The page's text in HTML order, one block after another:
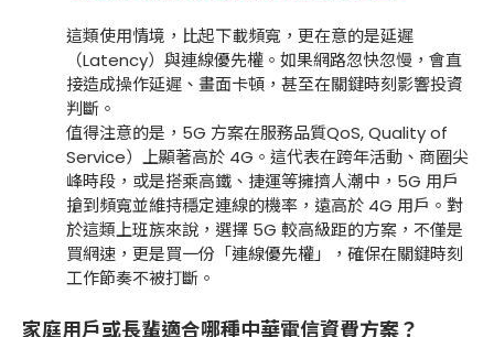
這類使用情境，比起下載頻寬，更在意的是延遲
（Latency）與連線優先權。如果網路忽快忽慢，會直
接造成操作延遲、畫面卡頓，甚至在關鍵時刻影響投資
判斷。
值得注意的是，5G 方案在服務品質QoS, Quality of
Service）上顯著高於 4G。這代表在跨年活動、商圈尖
峰時段，或是搭乘高鐵、捷運等擁擠人潮中，5G 用戶
搶到頻寬並維持穩定連線的機率，遠高於 4G 用戶。對
於這類上班族來說，選擇 5G 較高級距的方案，不僅是
買網速，更是買一份「連線優先權」，確保在關鍵時刻
工作節奏不被打斷。
家庭用戶或長輩適合哪種中華電信資費方案？